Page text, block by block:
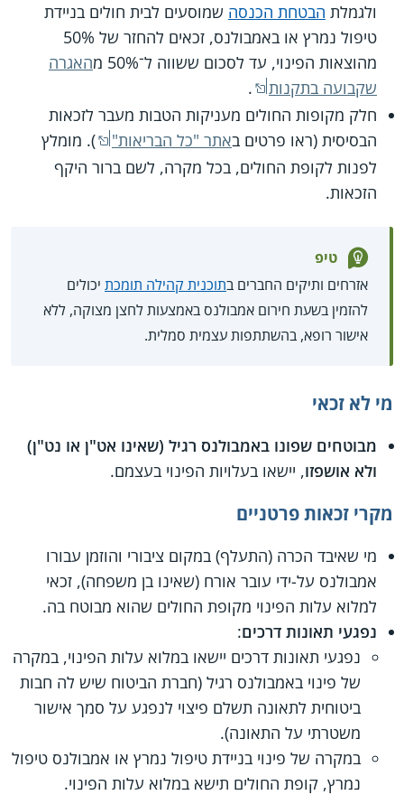
ולגמלת הבטחת הכנסה שמוסעים לבית חולים בניידת
טיפול נמרץ או באמבולנס, זכאים להחזר של 50%
מהוצאות הפינוי, עד לסכום ששווה ל־50% מ
האגרה
שקבועה בתקנות
.
חלק מקופות החולים מעניקות הטבות מעבר לזכאות
הבסיסית (ראו פרטים באתר "כל הבריאות"
). מומלץ
לפנות לקופת החולים, בכל מקרה, לשם ברור היקף
הזכאות.
טיפ
אזרחים ותיקים החברים בתוכנית קהילה תומכת יכולים
להזמין בשעת חירום אמבולנס באמצעות לחצן מצוקה, ללא
אישור רופא, בהשתתפות עצמית סמלית.
מי לא זכאי
מבוטחים שפונו באמבולנס רגיל (שאינו אט"ן או נט"ן)
ולא אושפזו, יישאו בעלויות הפינוי בעצמם.
מקרי זכאות פרטניים
מי שאיבד הכרה (התעלף) במקום ציבורי והוזמן עבורו
אמבולנס על-ידי עובר אורח (שאינו בן משפחה), זכאי
למלוא עלות הפינוי מקופת החולים שהוא מבוטח בה.
נפגעי תאונות דרכים:
נפגעי תאונות דרכים יישאו במלוא עלות הפינוי, במקרה
של פינוי באמבולנס רגיל (חברת הביטוח שיש לה חבות
ביטוחית לתאונה תשלם פיצוי לנפגע על סמך אישור
משטרתי על התאונה).
במקרה של פינוי בניידת טיפול נמרץ או אמבולנס טיפול
נמרץ, קופת החולים תישא במלוא עלות הפינוי.